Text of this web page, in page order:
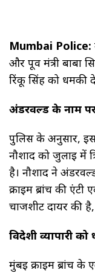
Mumbai Police:
और पूर्व मंत्री बाबा
रिंकू सिंह को धमकी
अंडरवर्ल्ड के नाम
पुलिस के अनुसार,
नौशाद को जुलाई में
है। नौशाद ने
क्राइम ब्रांच की
चार्जशीट दायर की
विदेशी व्यापारी
मुंबई क्राइम ब्रांच के